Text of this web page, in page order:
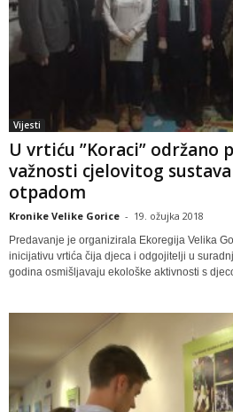
Vijesti
U vrtiću ”Koraci” održano
važnosti cjelovitog
otpadom
Kronike Velike Gorice - 19. ožujka 2018
Predavanje je organizirala Ekoregija Velika
inicijativu vrtića čija djeca i odgojitelji u
godina osmišljavaju ekološke aktivnosti s